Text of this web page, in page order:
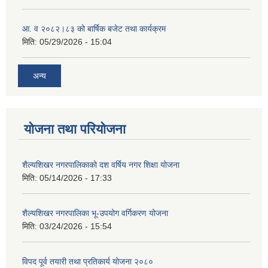
आ. व २०८२।८३ को बार्षिक बजेट तथा कार्यक्रम
मिति: 05/29/2026 - 15:04
अन्य
योजना तथा परियोजना
शैल्यशिखर नगरपालिकाको दश वर्षिय नगर शिक्षा योजना
मिति: 05/14/2026 - 17:33
शैल्यशिखर नगरपालिका भू-उपयोग वर्गिकरण योजना
मिति: 03/24/2026 - 15:54
विपद पूर्व तयारी तथा प्रतिकार्य योजना २०८०